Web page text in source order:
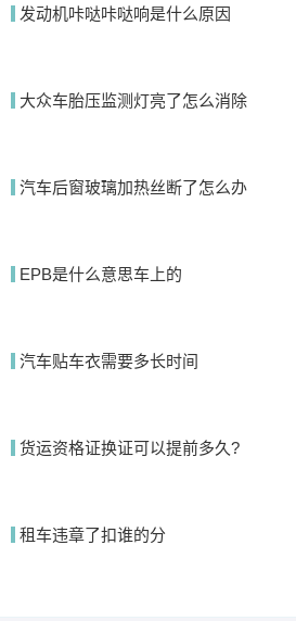
发动机咔哒咔哒响是什么原因
大众车胎压监测灯亮了怎么消除
汽车后窗玻璃加热丝断了怎么办
EPB是什么意思车上的
汽车贴车衣需要多长时间
货运资格证换证可以提前多久?
租车违章了扣谁的分